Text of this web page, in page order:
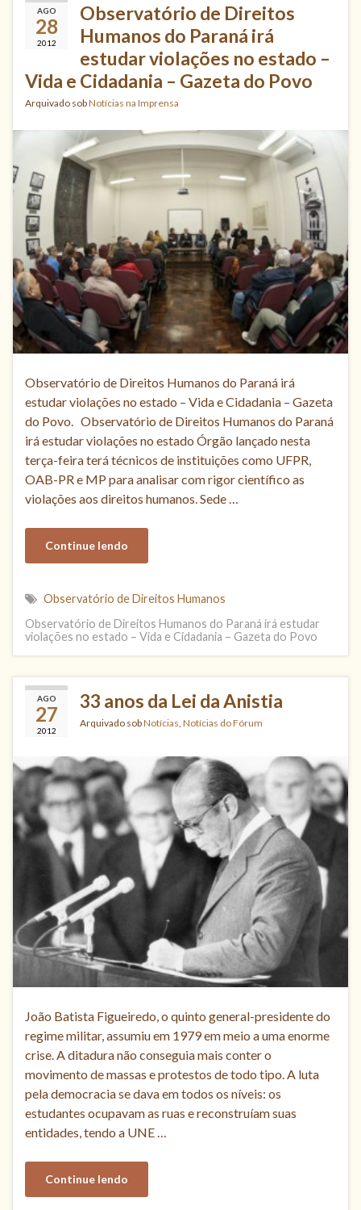
AGO
28
2012
Observatório de Direitos
Humanos do Paraná irá
estudar violações no estado –
Vida e Cidadania – Gazeta do Povo
Arquivado sobNotícias na Imprensa
Observatório de Direitos Humanos do Paraná irá
estudar violações no estado – Vida e Cidadania – Gazeta
do Povo. Observatório de Direitos Humanos do Paraná
irá estudar violações no estado Órgão lançado nesta
terça-feira terá técnicos de instituições como UFPR,
OAB-PR e MP para analisar com rigor científico as
violações aos direitos humanos. Sede …
Continue lendo
Observatório de Direitos Humanos
Observatório de Direitos Humanos do Paraná irá estudar
violações no estado – Vida e Cidadania – Gazeta do Povo
AGO
27
2012
33 anos da Lei da Anistia
Arquivado sobNotícias, Notícias do Fórum
João Batista Figueiredo, o quinto general-presidente do
regime militar, assumiu em 1979 em meio a uma enorme
crise. A ditadura não conseguia mais conter o
movimento de massas e protestos de todo tipo. A luta
pela democracia se dava em todos os níveis: os
estudantes ocupavam as ruas e reconstruíam suas
entidades, tendo a UNE …
Continue lendo